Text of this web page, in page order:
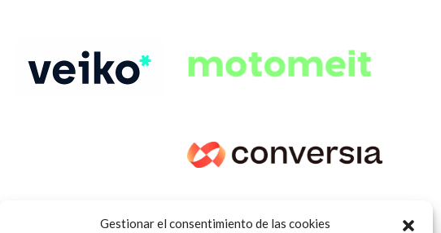
Gestionar el consentimiento de las cookies